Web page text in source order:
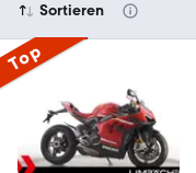
Sortieren
Top